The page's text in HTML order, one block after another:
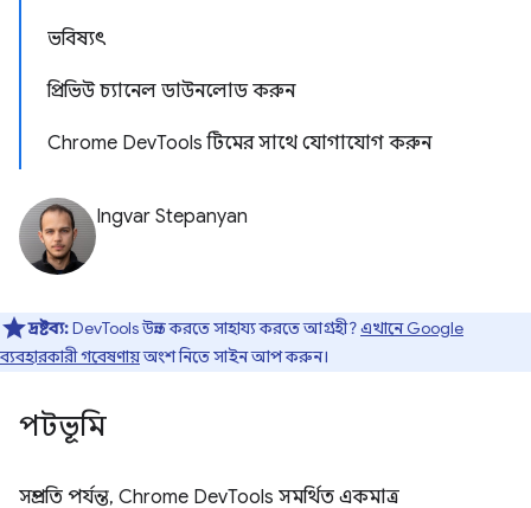
ভবিষ্যৎ
প্রিভিউ চ্যানেল ডাউনলোড করুন
Chrome DevTools টিমের সাথে যোগাযোগ করুন
Ingvar Stepanyan
দ্রষ্টব্য:DevTools উন্নত করতে সাহায্য করতে আগ্রহী?এখানে Google
ব্যবহারকারী গবেষণায়অংশ নিতে সাইন আপ করুন।
পটভূমি
সম্প্রতি পর্যন্ত, Chrome DevTools সমর্থিত একমাত্র